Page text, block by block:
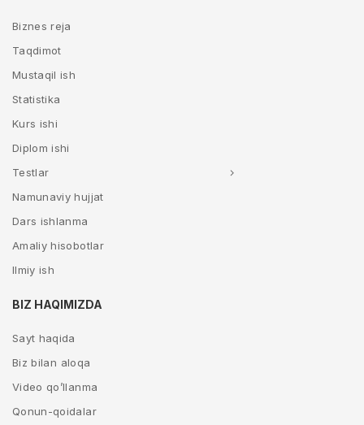
Biznes reja
Taqdimot
Mustaqil ish
Statistika
Kurs ishi
Diplom ishi
Testlar
Namunaviy hujjat
Dars ishlanma
Amaliy hisobotlar
Ilmiy ish
BIZ HAQIMIZDA
Sayt haqida
Biz bilan aloqa
Video qo’llanma
Qonun-qoidalar